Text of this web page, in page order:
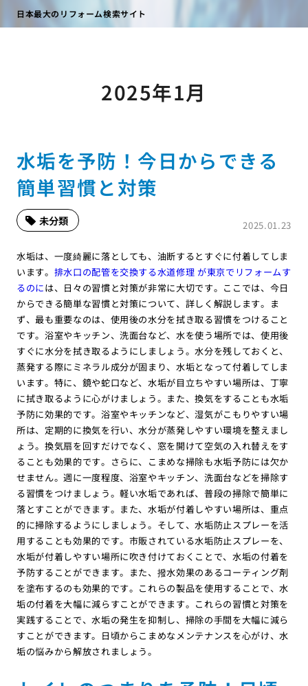
日本最大のリフォーム検索サイト
2025年1月
水垢を予防！今日からできる
簡単習慣と対策
2025.01.23
未分類
水垢は、一度綺麗に落としても、油断するとすぐに付着してしま
います。 排水口の配管を交換する水道修理 が東京でリフォームす
るのには、日々の習慣と対策が非常に大切です。ここでは、今日
からできる簡単な習慣と対策について、詳しく解説します。ま
ず、最も重要なのは、使用後の水分を拭き取る習慣をつけること
です。浴室やキッチン、洗面台など、水を使う場所では、使用後
すぐに水分を拭き取るようにしましょう。水分を残しておくと、
蒸発する際にミネラル成分が固まり、水垢となって付着してしま
います。特に、鏡や蛇口など、水垢が目立ちやすい場所は、丁寧
に拭き取るように心がけましょう。また、換気をすることも水垢
予防に効果的です。浴室やキッチンなど、湿気がこもりやすい場
所は、定期的に換気を行い、水分が蒸発しやすい環境を整えまし
ょう。換気扇を回すだけでなく、窓を開けて空気の入れ替えをす
ることも効果的です。さらに、こまめな掃除も水垢予防には欠か
せません。週に一度程度、浴室やキッチン、洗面台などを掃除す
る習慣をつけましょう。軽い水垢であれば、普段の掃除で簡単に
落とすことができます。また、水垢が付着しやすい場所は、重点
的に掃除するようにしましょう。そして、水垢防止スプレーを活
用することも効果的です。市販されている水垢防止スプレーを、
水垢が付着しやすい場所に吹き付けておくことで、水垢の付着を
予防することができます。また、撥水効果のあるコーティング剤
を塗布するのも効果的です。これらの製品を使用することで、水
垢の付着を大幅に減らすことができます。これらの習慣と対策を
実践することで、水垢の発生を抑制し、掃除の手間を大幅に減ら
すことができます。日頃からこまめなメンテナンスを心がけ、水
垢の悩みから解放されましょう。